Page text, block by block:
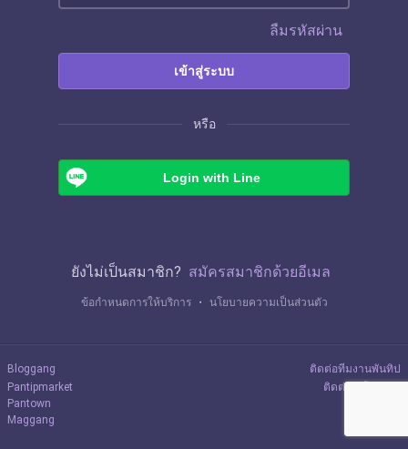
ลืมรหัสผ่าน
เข้าสู่ระบบ
หรือ
Login with Line
ยังไม่เป็นสมาชิก? สมัครสมาชิกด้วยอีเมล
ข้อกำหนดการให้บริการ ・ นโยบายความเป็นส่วนตัว
Bloggang
Pantipmarket
Pantown
Maggang
ติดต่อทีมงานพันทิป
ติดต่อลงโฆษณา